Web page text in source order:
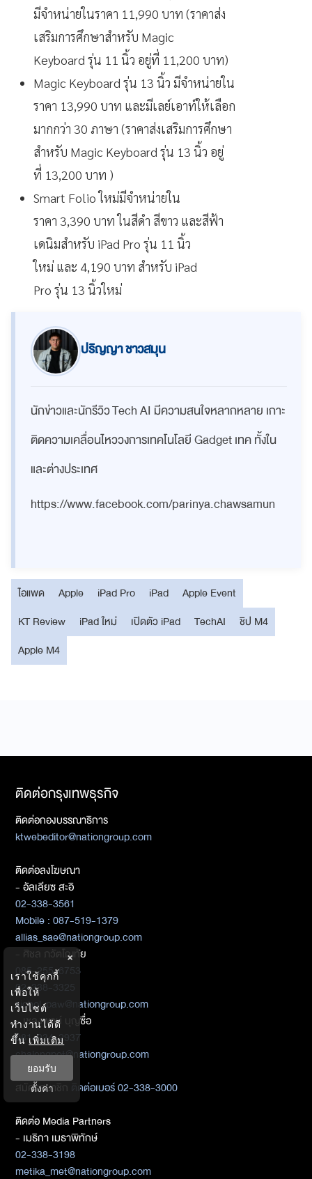
มีจำหน่ายในราคา 11,990 บาท (ราคาส่ง
เสริมการศึกษาสำหรับ Magic
Keyboard รุ่น 11 นิ้ว อยู่ที่ 11,200 บาท)
Magic Keyboard รุ่น 13 นิ้ว มีจำหน่ายใน
ราคา 13,990 บาท และมีเลย์เอาท์ให้เลือก
มากกว่า 30 ภาษา (ราคาส่งเสริมการศึกษา
สำหรับ Magic Keyboard รุ่น 13 นิ้ว อยู่
ที่ 13,200 บาท )
Smart Folio ใหม่มีจำหน่ายใน
ราคา 3,390 บาท ในสีดำ สีขาว และสีฟ้า
เดนิมสำหรับ iPad Pro รุ่น 11 นิ้ว
ใหม่ และ 4,190 บาท สำหรับ iPad
Pro รุ่น 13 นิ้วใหม่
ปริญญา ชาวสมุน
นักข่าวและนักรีวิว Tech AI มีความสนใจหลากหลาย เกาะ
ติดความเคลื่อนไหววงการเทคโนโลยี Gadget เทค ทั้งใน
และต่างประเทศ
https://www.facebook.com/parinya.chawsamun
ไอแพด Apple iPad Pro iPad
Apple Event
KT Review
iPad ใหม่ เปิดตัว iPad TechAI
ชิป M4
Apple M4
ติดต่อกรุงเทพธุรกิจ
ติดต่อกองบรรณาธิการ
ktwebeditor@nationgroup.com
ติดต่อลงโฆษณา
- อัลเลียซ สะอิ
02-338-3561
Mobile : 087-519-1379
allias_sae@nationgroup.com
- ศิชล ภวัตโณทัย
085-255-6753
02-338-3325
sichol_paw@nationgroup.com
- เชลงพจน์ บุญซื่อ
081-934-2937
chalengpot@nationgroup.com
สมัครสมาชิก ติดต่อเบอร์ 02-338-3000
ติดต่อ Media Partners
- เมธิกา เมธาพิทักษ์
02-338-3198
metika_met@nationgroup.com
×
เราใช้คุกกี้
เพื่อให้
เว็บไซต์
ทำงานได้ดี
ขึ้น เพิ่มเติม
ยอมรับ
ตั้งค่า